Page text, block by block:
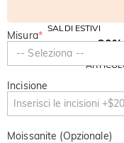
SALDI ESTIVI
-10%
SU TUTTO
-30%
Misura*
-- Seleziona --
Incisione
Moissanite (Opzionale)